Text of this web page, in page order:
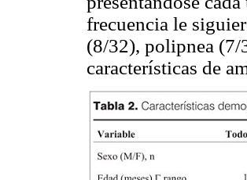
frecuencia le
(8/32), polipnea (7/
características de